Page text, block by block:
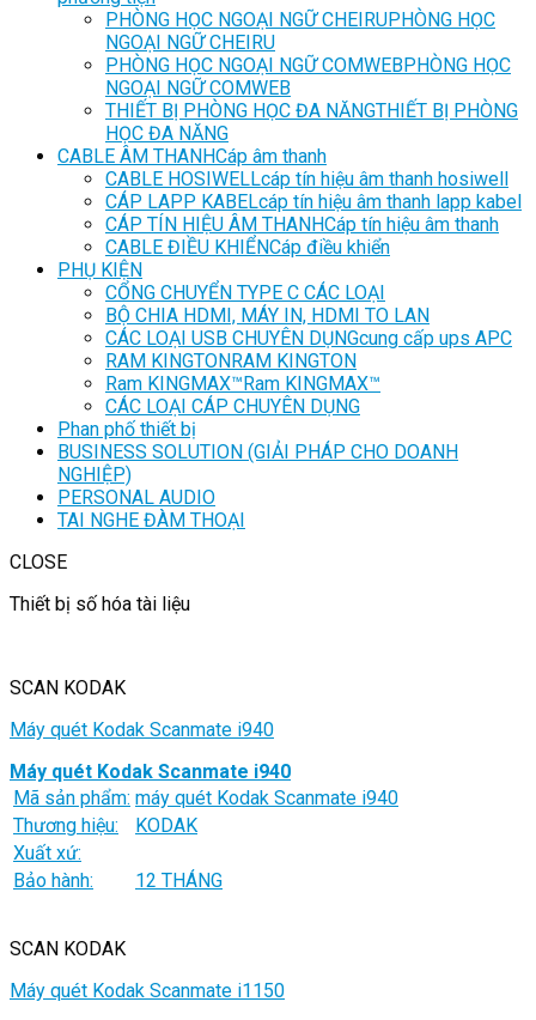
PHÒNG HỌC NGOẠI NGỮ CHEIRUPHÒNG HỌC
NGOẠI NGỮ CHEIRU
PHÒNG HỌC NGOẠI NGỮ COMWEBPHÒNG HỌC
NGOẠI NGỮ COMWEB
THIẾT BỊ PHÒNG HỌC ĐA NĂNGTHIẾT BỊ PHÒNG
HỌC ĐA NĂNG
CABLE ÂM THANHCáp âm thanh
CABLE HOSIWELLcáp tín hiệu âm thanh hosiwell
CÁP LAPP KABELcáp tín hiệu âm thanh lapp kabel
CÁP TÍN HIỆU ÂM THANHCáp tín hiệu âm thanh
CABLE ĐIỀU KHIỂNCáp điều khiển
PHỤ KIỆN
CỔNG CHUYỂN TYPE C CÁC LOẠI
BỘ CHIA HDMI, MÁY IN, HDMI TO LAN
CÁC LOẠI USB CHUYÊN DỤNGcung cấp ups APC
RAM KINGTONRAM KINGTON
Ram KINGMAX™Ram KINGMAX™
CÁC LOẠI CÁP CHUYÊN DỤNG
Phan phố thiết bị
BUSINESS SOLUTION (GIẢI PHÁP CHO DOANH
NGHIỆP)
PERSONAL AUDIO
TAI NGHE ĐÀM THOẠI
CLOSE
Thiết bị số hóa tài liệu
SCAN KODAK
Máy quét Kodak Scanmate i940
Máy quét Kodak Scanmate i940
Mã sản phẩm: máy quét Kodak Scanmate i940
Thương hiệu:
KODAK
Xuất xứ:
Bảo hành:
12 THÁNG
SCAN KODAK
Máy quét Kodak Scanmate i1150